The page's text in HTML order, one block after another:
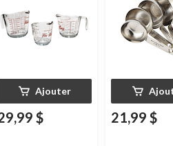
Ajouter
$ 21,99 $